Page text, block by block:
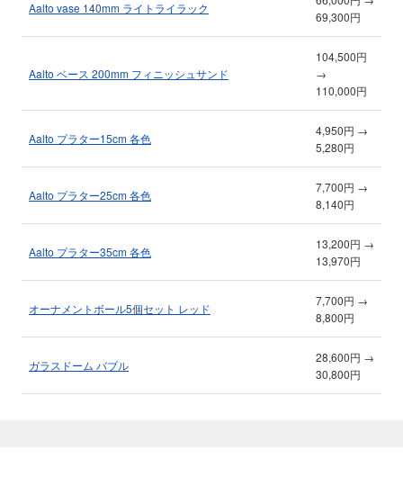
Aalto vase 140mm ライトライラック
69,300円
Aalto ベース 200mm フィニッシュサンド
104,500円
→
110,000円
Aalto プラター15cm 各色
4,950円 →
5,280円
Aalto プラター25cm 各色
7,700円 →
8,140円
Aalto プラター35cm 各色
13,200円 →
13,970円
オーナメントボール5個セット レッド
7,700円 →
8,800円
ガラスドーム バブル
28,600円 →
30,800円